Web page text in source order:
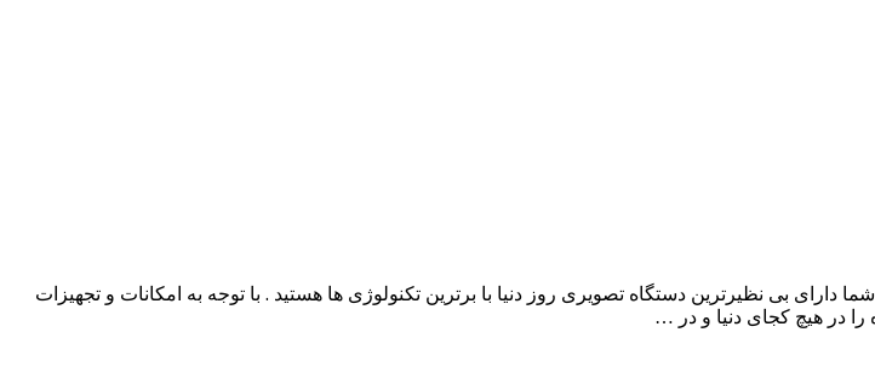
فلزیاب SUPER SENSOR G3-6500 با خرید فلزیاب تصویری بی نظیر SUPER SENSOR G3-6500 شما دارای بی نظیرترین دستگاه تصویری روز دنیا با برترین تکنولوژی ها هستید . با توجه به امکانات و تجهیزات